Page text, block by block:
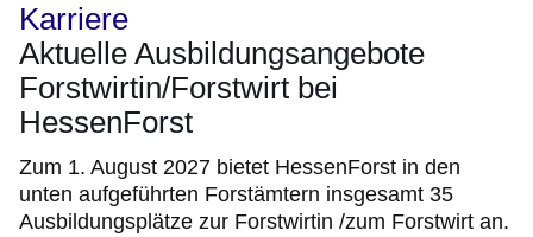
Karriere
Aktuelle Ausbildungsangebote
Forstwirtin/Forstwirt bei
HessenForst
Zum 1. August 2027 bietet HessenForst in den
unten aufgeführten Forstämtern insgesamt 35
Ausbildungsplätze zur Forstwirtin /zum Forstwirt an.